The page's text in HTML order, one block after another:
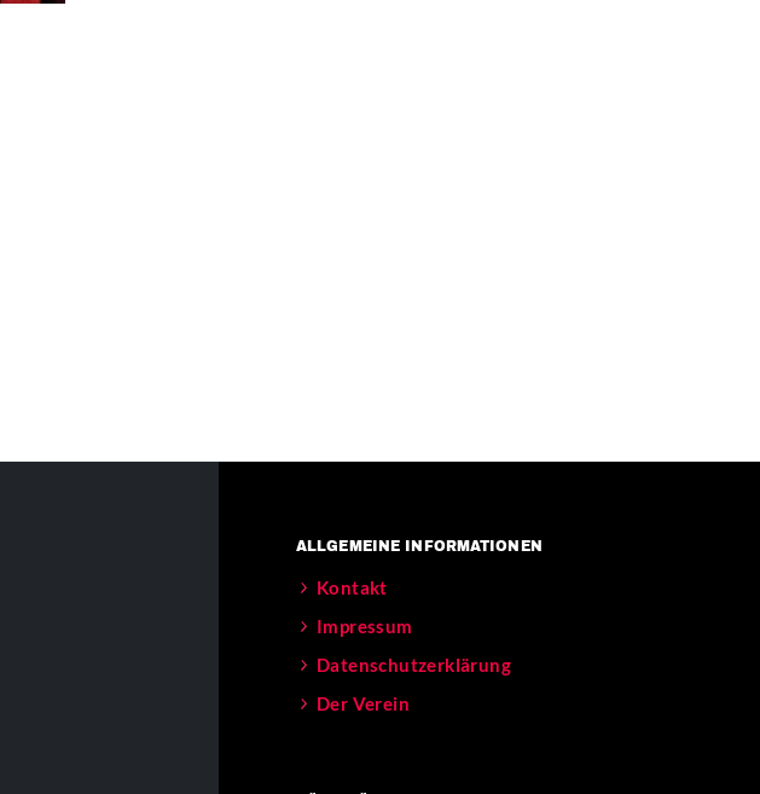
ALLGEMEINE INFORMATIONEN
Kontakt
Impressum
Datenschutzerklärung
Der Verein